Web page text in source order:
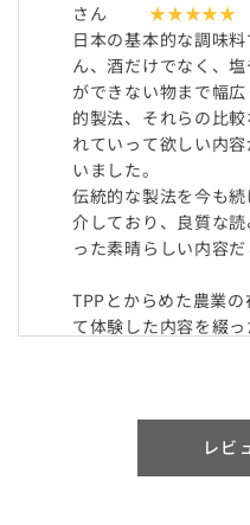
さん ★★★★★
日本の基本的な調味
ん、酒だけでなく、
ができない物まで幅
的製法、それらの比
れていって欲しい内
いました。
伝統的な製法を今も
介しており、良質な
った素晴らしい内容だ
TPPとからめた農業
て体験した内容を綴
★★★★★
迅速な対応でとても
レビ